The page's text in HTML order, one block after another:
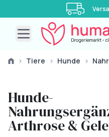
Open main menu
› Tiere › Hunde ›
Hunde-
Arthrose &